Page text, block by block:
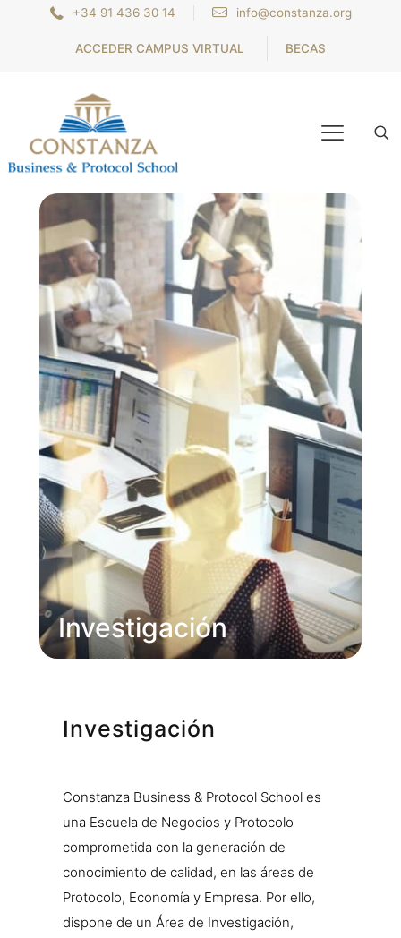
+34 91 436 30 14 info@constanza.org
ACCEDER CAMPUS VIRTUAL BECAS
Investigación
Investigación
Constanza Business & Protocol School es
una Escuela de Negocios y Protocolo
comprometida con la generación de
conocimiento de calidad, en las áreas de
Protocolo, Economía y Empresa. Por ello,
dispone de un Área de Investigación,